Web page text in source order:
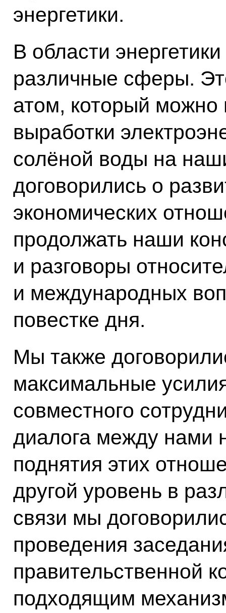
энергетики.
В области
различные сферы.
атом, который можно
выработки
солёной воды на
договорились о
экономических
продолжать наши
и разговоры
и международных
повестке дня.
Мы также
максимальные
совместного
диалога между нами
поднятия этих
другой уровень в
связи мы
проведения
правительственной
подходящим